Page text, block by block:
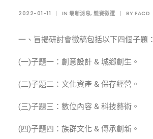
ENGLISH
2022-01-11 | IN 最新消息, 競賽徵選 | BY FACD
一、旨揭研討會徵稿包括以下四個子題：
(一)子題一：創意設計 & 城鄉創生。
(二)子題二：文化資產 & 保存經營。
(三)子題三：數位內容 & 科技藝術。
(四)子題四：族群文化 & 傳承創新。